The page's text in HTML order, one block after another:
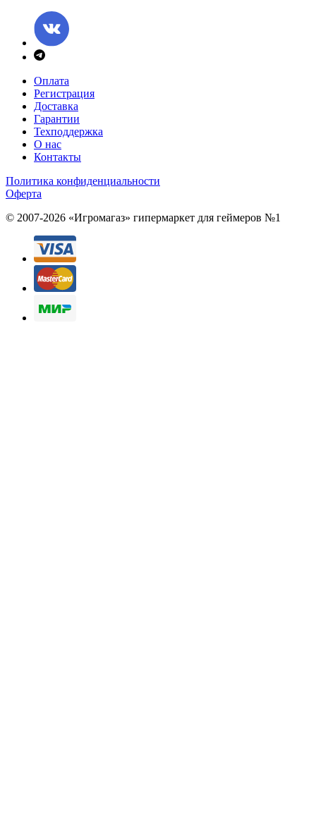
Оплата
Регистрация
Доставка
Гарантии
Техподдержка
О нас
Контакты
Политика конфиденциальности
Оферта
© 2007-2026 «Игромагаз» гипермаркет для геймеров №1